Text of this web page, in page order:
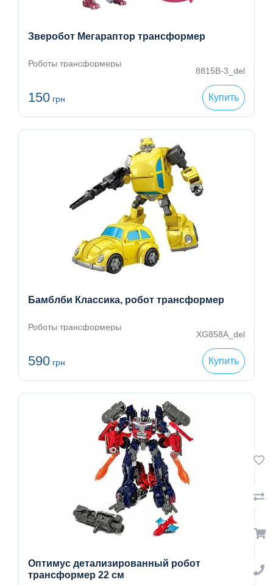
Зверобот Мегараптор трансформер
Роботы трансформеры
8815B-3_del
150 грн Купить
Бамблби Классика, робот трансформер
Роботы трансформеры
XG858A_del
590 грн Купить
Оптимус детализированный робот
трансформер 22 см